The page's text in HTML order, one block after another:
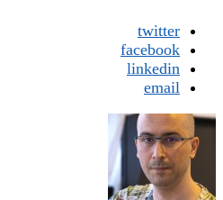
twitter
facebook
linkedin
email